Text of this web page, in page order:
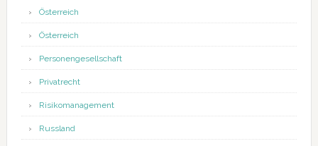
Österreich
Österreich
Personengesellschaft
Privatrecht
Risikomanagement
Russland